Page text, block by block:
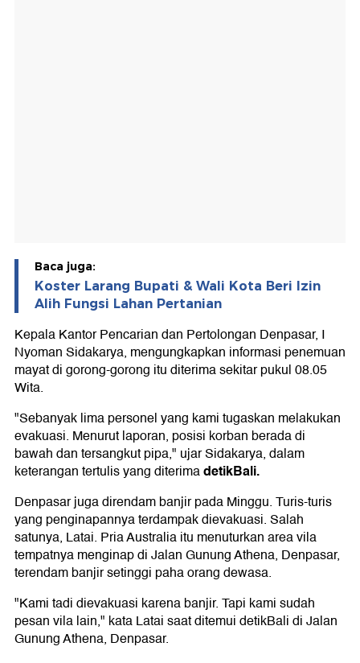
Baca juga:
Koster Larang Bupati & Wali Kota Beri Izin
Alih Fungsi Lahan Pertanian
Kepala Kantor Pencarian dan Pertolongan Denpasar, I
Nyoman Sidakarya, mengungkapkan informasi penemuan
mayat di gorong-gorong itu diterima sekitar pukul 08.05
Wita.
"Sebanyak lima personel yang kami tugaskan melakukan
evakuasi. Menurut laporan, posisi korban berada di
bawah dan tersangkut pipa," ujar Sidakarya, dalam
keterangan tertulis yang diterimadetikBali.
Denpasar juga direndam banjir pada Minggu. Turis-turis
yang penginapannya terdampak dievakuasi. Salah
satunya, Latai. Pria Australia itu menuturkan area vila
tempatnya menginap di Jalan Gunung Athena, Denpasar,
terendam banjir setinggi paha orang dewasa.
"Kami tadi dievakuasi karena banjir. Tapi kami sudah
pesan vila lain," kata Latai saat ditemui detikBali di Jalan
Gunung Athena, Denpasar.